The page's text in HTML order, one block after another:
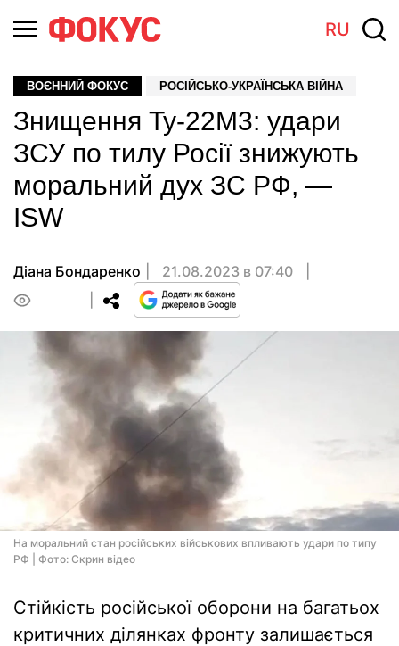
RU
ВОЄННИЙ ФОКУС РОСІЙСЬКО-УКРАЇНСЬКА ВІЙНА
Знищення Ту-22М3: удари
ЗСУ по тилу Росії знижують
моральний дух ЗС РФ, —
ISW
Діана Бондаренко
21.08.2023 в 07:40
На моральний стан російських військових впливають удари по типу
РФ | Фото: Скрин відео
Стійкість російської оборони на багатьох
критичних ділянках фронту залишається